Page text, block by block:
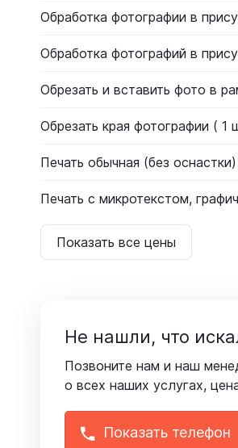
Обработка фотографии в
Обработка фотографий в
Обрезать и вставить фото в
Обрезать края фотографии ( 1
Печать обычная (без
Печать с микротекстом,
Показать все цены
Не нашли, что
Позвоните нам и наш
о всех наших услугах,
Показать телефон